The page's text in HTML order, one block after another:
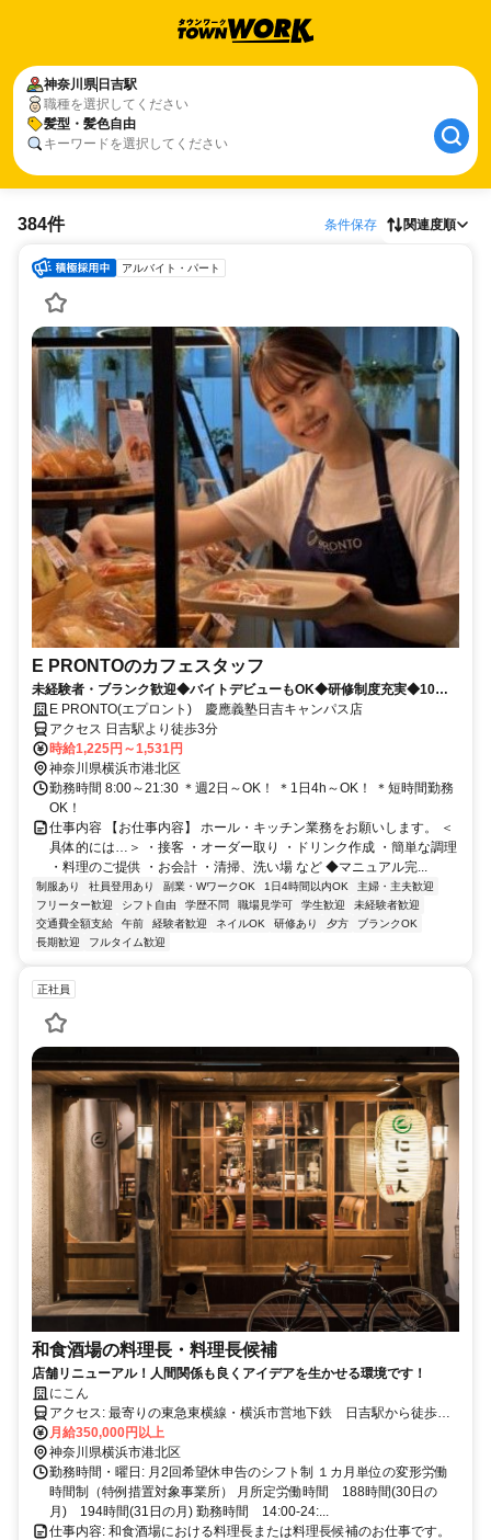
神奈川県 日吉駅
職種を選択してください
髪型・髪色自由
キーワードを選択してください
384件 条件保存 関連度順
アルバイト・パート
E PRONTOのカフェスタッフ
未経験者・ブランク歓迎◆バイトデビューもOK◆研修制度充実◆10～
40代の幅広い年代活躍中
E PRONTO(エプロント) 慶應義塾日吉キャンパス店
アクセス 日吉駅より徒歩3分
時給1,225円～1,531円
神奈川県横浜市港北区
勤務時間 8:00～21:30 ＊週2日～OK！ ＊1日4h～OK！ ＊短時間勤務
OK！
仕事内容 【お仕事内容】 ホール・キッチン業務をお願いします。 ＜
具体的には…＞ ・接客 ・オーダー取り ・ドリンク作成 ・簡単な調理
・料理のご提供 ・お会計 ・清掃、洗い場 など ◆マニュアル完...
制服あり 社員登用あり 副業・WワークOK 1日4時間以内OK
主婦・主夫歓迎
フリーター歓迎
シフト自由 学歴不問 職場見学可 学生歓迎
未経験者歓迎
交通費全額支給
午前 経験者歓迎 ネイルOK 研修あり 夕方
ブランクOK
長期歓迎
フルタイム歓迎
正社員
和食酒場の料理長・料理長候補
店舗リニューアル！人間関係も良くアイデアを生かせる環境です！
にこん
アクセス: 最寄りの東急東横線・横浜市営地下鉄 日吉駅から徒歩約
３分。 終電考慮 車・バイク通勤 要相談
月給350,000円以上
神奈川県横浜市港北区
勤務時間・曜日: 月2回希望休申告のシフト制 １カ月単位の変形労働
時間制（特例措置対象事業所） 月所定労働時間 188時間(30日の
月) 194時間(31日の月) 勤務時間 14:00‐24:...
仕事内容: 和食酒場における料理長または料理長候補のお仕事です。